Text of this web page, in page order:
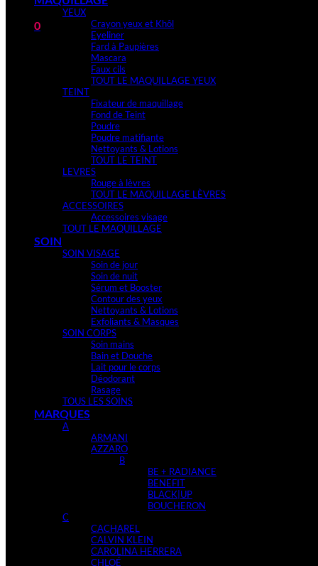
0
YEUX
Crayon yeux et Khôl
Eyeliner
Fard à Paupières
Mascara
Faux cils
TOUT LE MAQUILLAGE YEUX
TEINT
Fixateur de maquillage
Fond de Teint
Poudre
Poudre matifiante
Nettoyants & Lotions
TOUT LE TEINT
LEVRES
Rouge à lèvres
TOUT LE MAQUILLAGE LÈVRES
ACCESSOIRES
Accessoires visage
TOUT LE MAQUILLAGE
SOIN
SOIN VISAGE
Soin de jour
Soin de nuit
Sérum et Booster
Contour des yeux
Nettoyants & Lotions
Exfoliants & Masques
SOIN CORPS
Soin mains
Bain et Douche
Lait pour le corps
Déodorant
Rasage
TOUS LES SOINS
MARQUES
A
ARMANI
AZZARO
B
BE + RADIANCE
BENEFIT
BLACK|UP
BOUCHERON
C
CACHAREL
CALVIN KLEIN
CAROLINA HERRERA
CHLOÉ